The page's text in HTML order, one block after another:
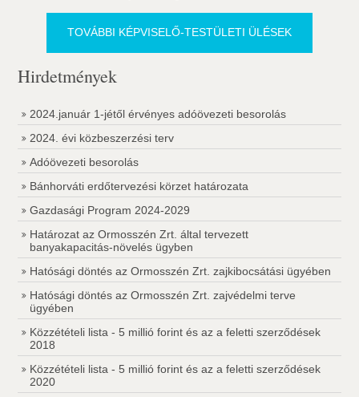
TOVÁBBI KÉPVISELŐ-TESTÜLETI ÜLÉSEK
Hirdetmények
2024.január 1-jétől érvényes adóövezeti besorolás
2024. évi közbeszerzési terv
Adóövezeti besorolás
Bánhorváti erdőtervezési körzet határozata
Gazdasági Program 2024-2029
Határozat az Ormosszén Zrt. által tervezett
banyakapacitás-növelés ügyben
Hatósági döntés az Ormosszén Zrt. zajkibocsátási ügyében
Hatósági döntés az Ormosszén Zrt. zajvédelmi terve
ügyében
Közzétételi lista - 5 millió forint és az a feletti szerződések
2018
Közzétételi lista - 5 millió forint és az a feletti szerződések
2020